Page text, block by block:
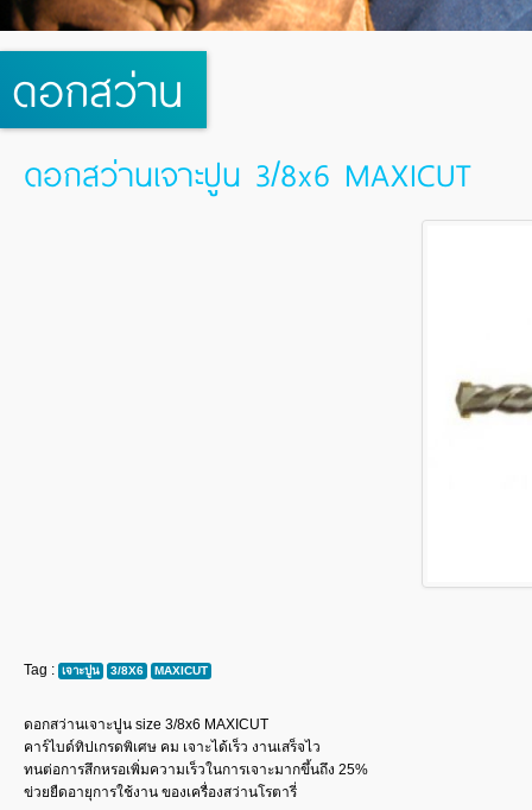
ดอกสว่าน
ดอกสว่านเจาะปูน 3/8x6 MAXICUT
Tag : เจาะปูน 3/8X6 MAXICUT
ดอกสว่านเจาะปูน size 3/8x6 MAXICUT
คาร์ไบด์ทิปเกรดพิเศษ คม เจาะได้เร็ว งานเสร็จไว
ทนต่อการสึกหรอเพิ่มความเร็วในการเจาะมากขึ้นถึง 25%
ข่วยยืดอายุการใช้งาน ของเครื่องสว่านโรตารี่